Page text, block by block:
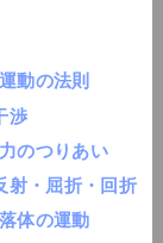
動の法則
渉
のつりあい
射・屈折・回折
体の運動